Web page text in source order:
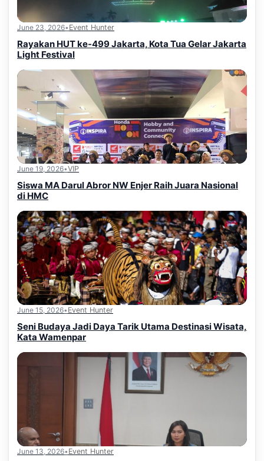
June 23, 2026• Event Hunter
Rayakan HUT ke-499 Jakarta, Kota Tua Gelar Jakarta
Light Festival
June 19, 2026•VIP
Siswa MA Darul Abror NW Enjer Raih Juara Nasional
di HMC
June 15, 2026• Event Hunter
Seni Budaya Jadi Daya Tarik Utama Destinasi Wisata,
Kata Wamenpar
June 13, 2026• Event Hunter